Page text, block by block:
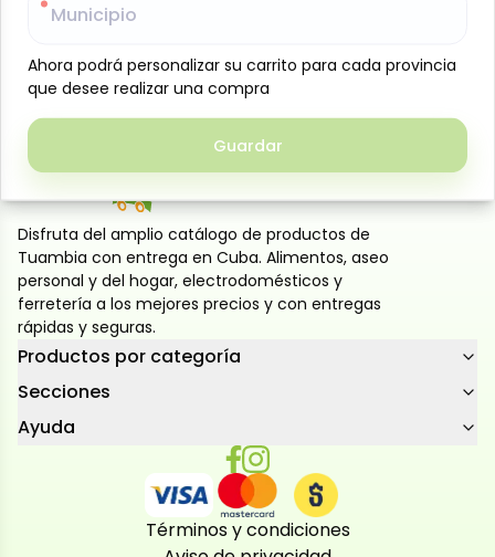
Whisky escocés blended con 12 años de maduración,
de sabor suave y equilibrado, ideal para disfrutar
solo o en cócteles.
Disfruta del amplio catálogo de productos de
Tuambia con entrega en Cuba. Alimentos, aseo
personal y del hogar, electrodomésticos y
ferretería a los mejores precios y con entregas
rápidas y seguras.
Productos por categoría
Secciones
Ayuda
Términos y condiciones
Municipio
Ahora podrá personalizar su carrito para cada provincia
que desee realizar una compra
Guardar
Municipio
Ahora podrá personalizar su carrito para cada provincia
que desee realizar una compra
Guardar